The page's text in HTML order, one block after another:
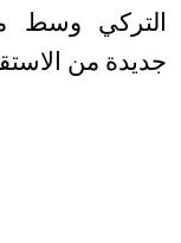
التركي وسط
جديدة من